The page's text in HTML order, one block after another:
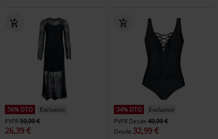
56% DTO
Exclusivo
PVPR59,99 €
26,39 €
34% DTO
Exclusivo
PVPR Desde 49,99 €
Desde 32,99 €